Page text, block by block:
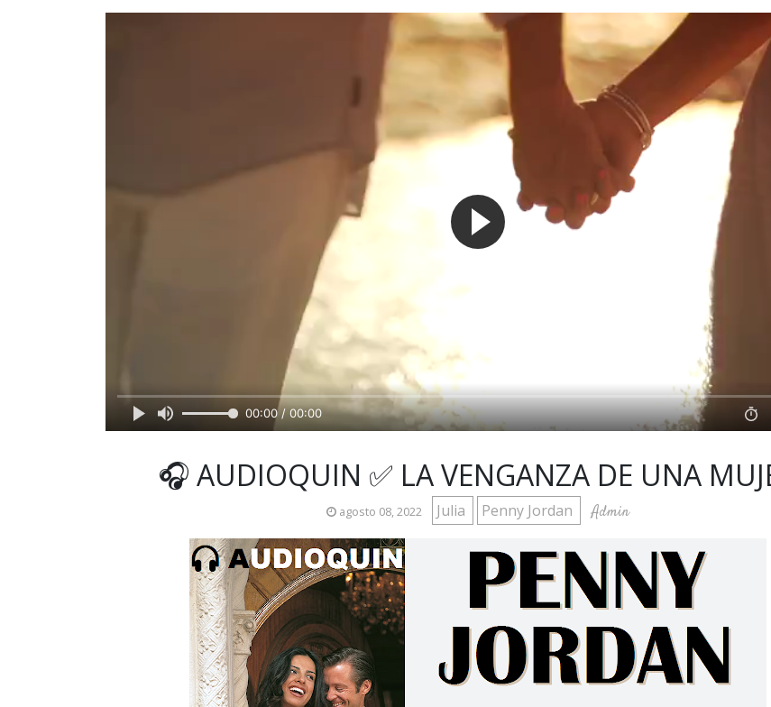
00:00 / 00:00
🎧 AUDIOQUIN ✅ LA VENGANZA DE UNA
agosto 08, 2022 Julia Penny Jordan Admin